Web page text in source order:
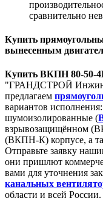
сравнительно
Купить
вынесенным
Купить ВКПН 80-50-
"ГРАНДСТРОЙ
предлагаем
вариантов
шумоизолированные (
взрывозащищённом
(ВКПН-К) корпусе, а
Отправьте заявку
они пришлют
вами для уточнения
канальных
области и всей России.